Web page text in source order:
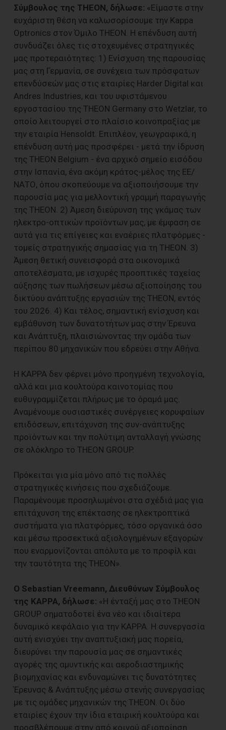
Σύμβουλος της THEON, δήλωσε: «Είμαστε στην
ευχάριστη θέση να καλωσορίσουμε την Kappa
Optronics στον Όμιλο THEON. Η επένδυση αυτή
συνδυάζει όλες τις στοχευμένες στρατηγικές
μας προτεραιότητες: 1) Ενίσχυση της παρουσίας
μας στη Γερμανία, σε συνέχεια των πρόσφατων
επενδύσεών μας στις εταιρίες Harder Digital και
Andres Industries, και του υφιστάμενου
εργοστασίου της THEON Germany στο Wetzlar, το
οποίο λειτουργεί στο πλαίσιο κοινοπραξίας με
την εταιρία Hensoldt. Επιπλέον, γεωγραφικά, η
επένδυση αυτή μας προσφέρει - μετά την ίδρυση
της THEON Belgium - ένα αρχικό σημείο εισόδου
στην Ισπανία, ένα ακόμη κράτος-μέλος της ΕΕ/
ΝΑΤΟ, όπου σκοπεύουμε να αξιοποιήσουμε την
παρουσία μας για μελλοντική γραμμή παραγωγής
της THEON. 2) Άμεση διεύρυνση της γκάμας των
ηλεκτρο-οπτικών προϊόντων μας, με έμφαση σε
αυτά για τις επίγειες και εναέριες πλατφόρμες -
τομείς στρατηγικής σημασίας για τη THEON. 3)
Άμεση θετική συνεισφορά στα οικονομικά
αποτελέσματα, με ισχυρές προοπτικές ταχείας
αύξησης των πωλήσεων μέσω αξιοποίησης του
δικτύου ανάπτυξης εργασιών της THEON, εντός
του 2026. 4) Και τέλος, σημαντική ενίσχυση και
εμβάθυνση των δυνατοτήτων μας στην Έρευνα
και Ανάπτυξη, πλαισιώνοντας την ομάδα των
περίπου 80 μηχανικών που εδρεύει στην Αθήνα.
Η KAPPA δεν φέρνει μόνο προηγμένη τεχνολογία,
αλλά και μια κουλτούρα καινοτομίας που
ευθυγραμμίζεται πλήρως με το όραμά μας.
Αναμένουμε ουσιαστικές συνέργειες κορυφαίων
επιδόσεων, επιτάχυνση της συν-ανάπτυξης
προϊόντων και την πολύτιμη ανταλλαγή γνώσης
σε ολόκληρο το ΤΗΕΟΝ GROUP.
Πρόκειται για μία μόνο από τις πολλές
στρατηγικές κινήσεις που σχεδιάζουμε.
Παραμένουμε προσηλωμένοι στα σχέδιά μας για
επιτάχυνση της επέκτασης σε ηλεκτροπτικά
συστήματα για πλατφόρμες, τόσο οργανικά όσο
και μέσω προσεκτικά αξιολογημένων εξαγορών
που εναρμονίζονται απόλυτα με το προφίλ και
την ταυτότητα της THEON».
Ο Sebastian Vreemann, Διευθύνων Σύμβουλος
της KAPPA, δήλωσε: «Η ένταξή μας στο THEON
GROUP σηματοδοτεί ένα νέο και ιδιαίτερα
δυναμικό κεφάλαιο για την KAPPA. Η συνεργασία
αυτή ενισχύει την αναπτυξιακή μας πορεία,
διευρύνει την παρουσία μας σε σημαντικές
αγορές της αμυντικής και αεροδιαστημικής
βιομηχανίας και ενδυναμώνει τις δυνατότητες
Έρευνας & Ανάπτυξης μέσω στενής συνεργασίας
με τις ομάδες μηχανικών της THEON. Οι δύο
εταιρίες έχουν την ίδια εταιρική κουλτούρα και
προσβλέπουμε στην από κοινού αξιοποίηση